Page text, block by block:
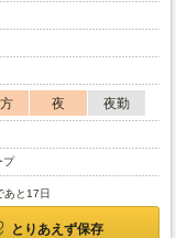
夜
夜勤
プ
あと17日
とりあえず保存